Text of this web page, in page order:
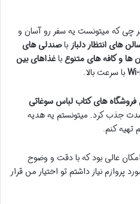
چی که میتونست یه سفر رو آسان و
های انتظار دلباز باصندلی های
ها و کافه های متنوعباغذاهای بین
با سرعت بالا.
فروشگاه های کتابلباسسوغاتی
جذب کرد. میتونستم یه هدیه
تهیه کنم.
عالی بود که با دقت و وضوح
پروازم نیاز داشتم تو اختیار من قرار